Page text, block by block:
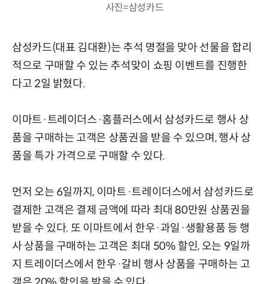
사진=삼성카드
삼성카드(대표 김대환)는 추석 명절을 맞아 선물을 합리
적으로 구매할 수 있는 추석맞이 쇼핑 이벤트를 진행한
다고 2일 밝혔다.
이마트·트레이더스·홈플러스에서 삼성카드로 행사 상
품을 구매하는 고객은 상품권을 받을 수 있으며, 행사 상
품을 특가 가격으로 구매할 수 있다.
먼저 오는 6일까지, 이마트·트레이더스에서 삼성카드로
결제한 고객은 결제 금액에 따라 최대 80만원 상품권을
받을 수 있다. 또 이마트에서 한우·과일·생활용품 등 행
사 상품을 구매하는 고객은 최대 50% 할인, 오는 9일까
지 트레이더스에서 한우·갈비 행사 상품을 구매하는 고